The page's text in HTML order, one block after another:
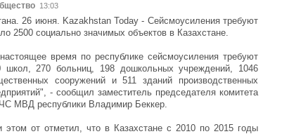
13:03
26 июня. Kazakhstan Today - Сейсмоусиления требуют
2500 социально значимых объектов в Казахстане.
время по республике сейсмоусиления требуют
школ, 270 больниц, 198 дошкольных учреждений, 1046
сооружений и 511 зданий производственных
- сообщил заместитель председателя комитета
МВД республики Владимир Беккер.
этом от отметил, что в Казахстане с 2010 по 2015 годы